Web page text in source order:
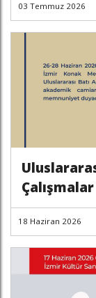
03 Temmuz 2026
18 Haziran 2026